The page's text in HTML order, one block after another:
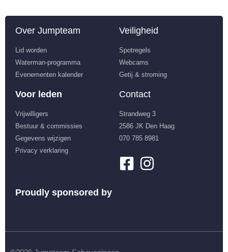
Over Jumpteam
Lid worden
Waterman-programma
Evenementen kalender
Veiligheid
Spotregels
Webcams
Getij & stroming
Voor leden
Vrijwilligers
Bestuur & commissies
Gegevens wijzigen
Privacy verklaring
Contact
Strandweg 3
2586 JK Den Haag
070 785 8981
Proudly sponsored by